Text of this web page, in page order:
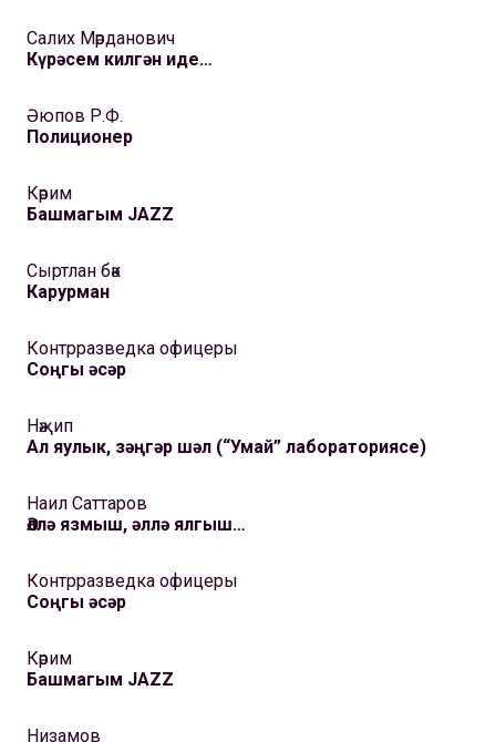
Салих Мәрданович
Күрәсем килгән иде…
Әюпов Р.Ф.
Полиционер
Кәрим
Башмагым JAZZ
Сыртлан бәк
Карурман
Контрразведка офицеры
Соңгы әсәр
Нәҗип
Ал яулык, зәңгәр шәл (“Умай” лабораториясе)
Наил Саттаров
Әллә язмыш, әллә ялгыш…
Контрразведка офицеры
Соңгы әсәр
Кәрим
Башмагым JAZZ
Низамов